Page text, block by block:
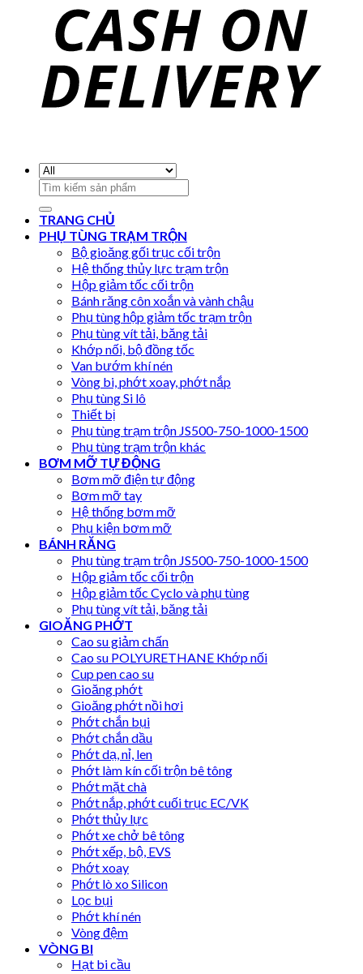
Search
for:
TRANG CHỦ
PHỤ TÙNG TRẠM TRỘN
Bộ gioăng gối trục cối trộn
Hệ thống thủy lực trạm trộn
Hộp giảm tốc cối trộn
Bánh răng côn xoắn và vành chậu
Phụ tùng hộp giảm tốc trạm trộn
Phụ tùng vít tải, băng tải
Khớp nối, bộ đồng tốc
Van bướm khí nén
Vòng bi, phớt xoay, phớt nắp
Phụ tùng Si lô
Thiết bị
Phụ tùng trạm trộn JS500-750-1000-1500
Phụ tùng trạm trộn khác
BƠM MỠ TỰ ĐỘNG
Bơm mỡ điện tự động
Bơm mỡ tay
Hệ thống bơm mỡ
Phụ kiện bơm mỡ
BÁNH RĂNG
Phụ tùng trạm trộn JS500-750-1000-1500
Hộp giảm tốc cối trộn
Hộp giảm tốc Cyclo và phụ tùng
Phụ tùng vít tải, băng tải
GIOĂNG PHỚT
Cao su giảm chấn
Cao su POLYURETHANE Khớp nối
Cup pen cao su
Gioăng phớt
Gioăng phớt nồi hơi
Phớt chắn bụi
Phớt chắn dầu
Phớt dạ, nỉ, len
Phớt làm kín cối trộn bê tông
Phớt mặt chà
Phớt nắp, phớt cuối trục EC/VK
Phớt thủy lực
Phớt xe chở bê tông
Phớt xếp, bộ, EVS
Phớt xoay
Phớt lò xo Silicon
Lọc bụi
Phớt khí nén
Vòng đệm
VÒNG BI
Hạt bi cầu